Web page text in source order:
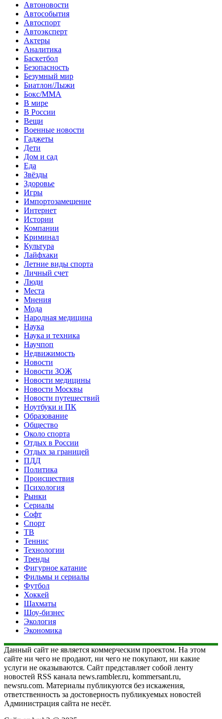
Автоновости
Автособытия
Автоспорт
Автоэксперт
Актеры
Аналитика
Баскетбол
Безопасность
Безумный мир
Биатлон/Лыжи
Бокс/MMA
В мире
В России
Вещи
Военные новости
Гаджеты
Дети
Дом и сад
Еда
Звёзды
Здоровье
Игры
Импортозамещение
Интернет
Истории
Компании
Криминал
Культура
Лайфхаки
Летние виды спорта
Личный счет
Люди
Места
Мнения
Мода
Народная медицина
Наука
Наука и техника
Научпоп
Недвижимость
Новости
Новости ЗОЖ
Новости медицины
Новости Москвы
Новости путешествий
Ноутбуки и ПК
Образование
Общество
Около спорта
Отдых в России
Отдых за границей
ПДД
Политика
Происшествия
Психология
Рынки
Сериалы
Софт
Спорт
ТВ
Теннис
Технологии
Тренды
Фигурное катание
Фильмы и сериалы
Футбол
Хоккей
Шахматы
Шоу-бизнес
Экология
Экономика
Данный сайт не является коммерческим проектом. На этом
сайте ни чего не продают, ни чего не покупают, ни какие
услуги не оказываются. Сайт представляет собой ленту
новостей RSS канала news.rambler.ru, kommersant.ru,
newsru.com. Материалы публикуются без искажения,
ответственность за достоверность публикуемых новостей
Администрация сайта не несёт.